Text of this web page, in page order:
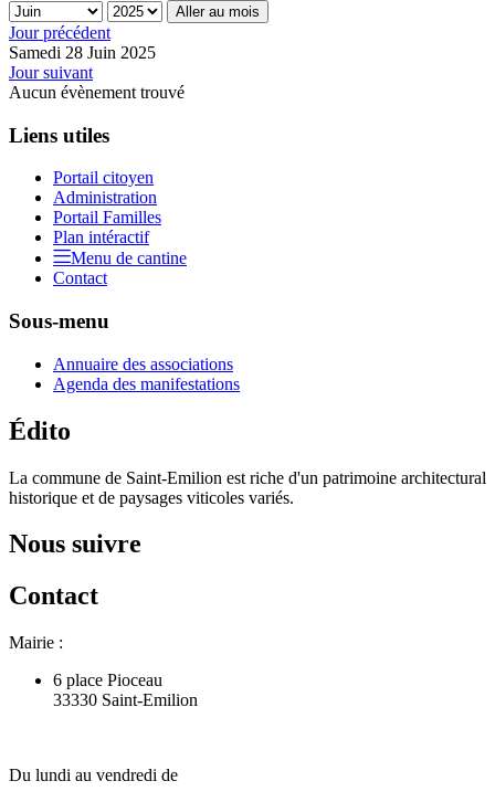
Aller au mois
Jour précédent
Samedi 28 Juin 2025
Jour suivant
Aucun évènement trouvé
Liens utiles
Portail citoyen
Administration
Portail Familles
Plan intéractif
Menu de cantine
Contact
Sous-menu
Annuaire des associations
Agenda des manifestations
Édito
La commune de Saint-Emilion est riche d'un patrimoine architectural
historique et de paysages viticoles variés.
Nous suivre
Contact
Mairie :
6 place Pioceau
33330 Saint-Emilion
Du lundi au vendredi de